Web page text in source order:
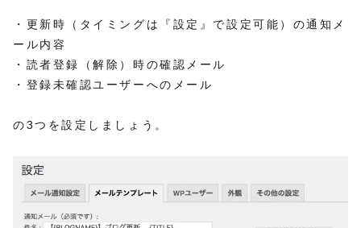
・更新時（タイミングは『設定』で設定可能）の通知メ
ール内容
・読者登録（解除）時の確認メール
・登録未確認ユーザーへのメール
の3つを設定しましょう。